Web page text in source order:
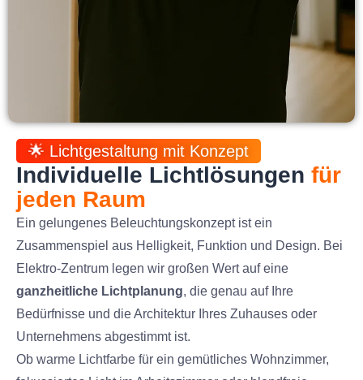
🌟 Lichtgestaltung mit Konzept
Individuelle Lichtlösungen für
jeden Raum
Ein gelungenes Beleuchtungskonzept ist ein
Zusammenspiel aus Helligkeit, Funktion und Design. Bei
Elektro-Zentrum legen wir großen Wert auf eine
ganzheitliche Lichtplanung, die genau auf Ihre
Bedürfnisse und die Architektur Ihres Zuhauses oder
Unternehmens abgestimmt ist.
Ob warme Lichtfarbe für ein gemütliches Wohnzimmer,